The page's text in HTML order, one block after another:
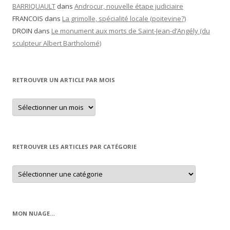
BARRIQUAULT dans Androcur, nouvelle étape judiciaire
FRANCOIS dans La grimolle, spécialité locale (poitevine?)
DROIN dans Le monument aux morts de Saint-Jean-d’Angély (du
sculpteur Albert Bartholomé)
RETROUVER UN ARTICLE PAR MOIS
Retrouver
un
article
RETROUVER LES ARTICLES PAR CATÉGORIE
Retrouver
les
articles
MON NUAGE…